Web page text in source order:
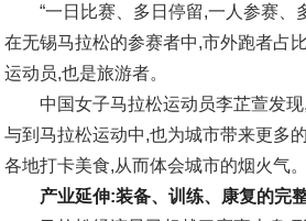
“一日比赛、多日停留,一人参赛、
在无锡马拉松的参赛者中,市外跑者占
运动员,也是旅游者。
中国女子马拉松运动员李芷萱发
与到马拉松运动中,也为城市带来更多
各地打卡美食,从而体会城市的烟火气。
产业延伸:装备、训练、康复的完